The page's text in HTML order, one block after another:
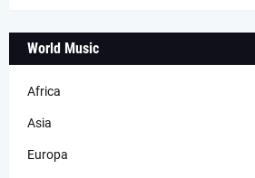
World Music
Africa
Asia
Europa